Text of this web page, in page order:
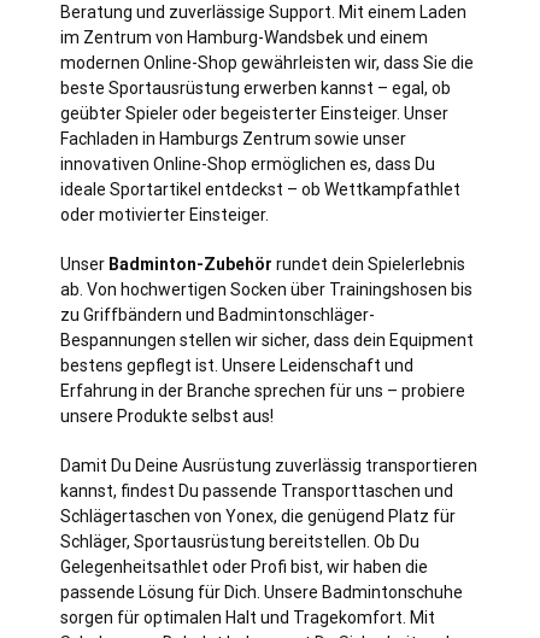
Beratung und zuverlässige Support. Mit einem Laden
im Zentrum von Hamburg-Wandsbek und einem
modernen Online-Shop gewährleisten wir, dass Sie die
beste Sportausrüstung erwerben kannst – egal, ob
geübter Spieler oder begeisterter Einsteiger. Unser
Fachladen in Hamburgs Zentrum sowie unser
innovativen Online-Shop ermöglichen es, dass Du
ideale Sportartikel entdeckst – ob Wettkampfathlet
oder motivierter Einsteiger.
Unser Badminton-Zubehör rundet dein Spielerlebnis
ab. Von hochwertigen Socken über Trainingshosen bis
zu Griffbändern und Badmintonschläger-
Bespannungen stellen wir sicher, dass dein Equipment
bestens gepflegt ist. Unsere Leidenschaft und
Erfahrung in der Branche sprechen für uns – probiere
unsere Produkte selbst aus!
Damit Du Deine Ausrüstung zuverlässig transportieren
kannst, findest Du passende Transporttaschen und
Schlägertaschen von Yonex, die genügend Platz für
Schläger, Sportausrüstung bereitstellen. Ob Du
Gelegenheitsathlet oder Profi bist, wir haben die
passende Lösung für Dich. Unsere Badmintonschuhe
sorgen für optimalen Halt und Tragekomfort. Mit